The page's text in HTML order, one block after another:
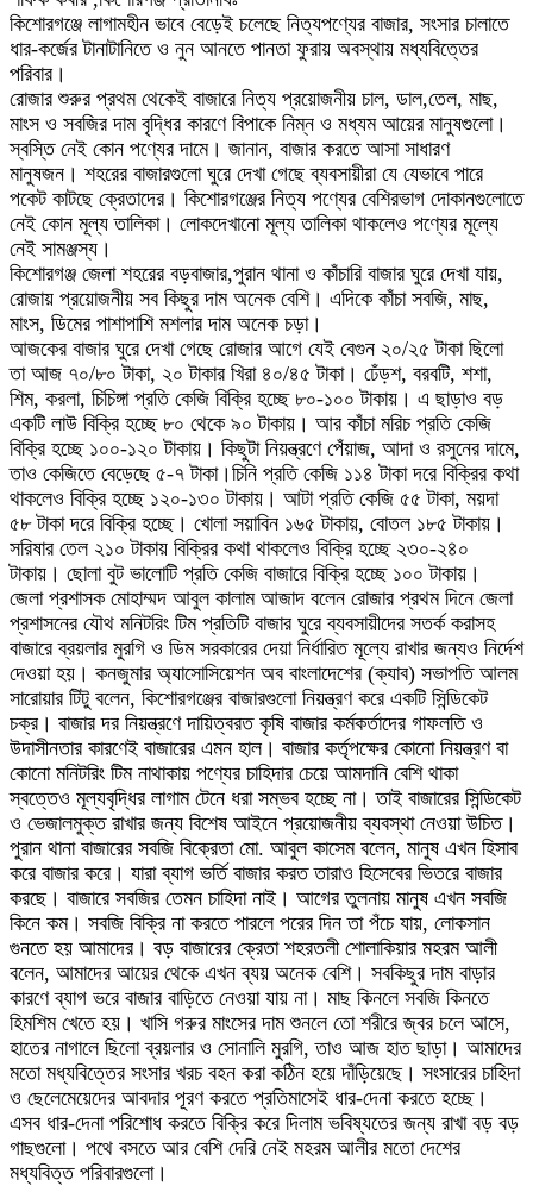
কিশোরগঞ্জে লাগামহীন ভাবে বেড়েই চলেছে নিত্যপণ্যের বাজার, সংসার চালাতে
ধার-কর্জের টানাটানিতে ও নুন আনতে পানতা ফুরায় অবস্থায় মধ্যবিত্তের
পরিবার।
রোজার শুরুর প্রথম থেকেই বাজারে নিত্য প্রয়োজনীয় চাল, ডাল,তেল, মাছ,
মাংস ও সবজির দাম বৃদ্ধির কারণে বিপাকে নিম্ন ও মধ্যম আয়ের মানুষগুলো।
স্বস্তি নেই কোন পণ্যের দামে। জানান, বাজার করতে আসা সাধারণ
মানুষজন। শহরের বাজারগুলো ঘুরে দেখা গেছে ব্যবসায়ীরা যে যেভাবে পারে
পকেট কাটছে ক্রেতাদের। কিশোরগঞ্জের নিত্য পণ্যের বেশিরভাগ দোকানগুলোতে
নেই কোন মূল্য তালিকা। লোকদেখানো মূল্য তালিকা থাকলেও পণ্যের মূল্যে
নেই সামঞ্জস্য।
কিশোরগঞ্জ জেলা শহরের বড়বাজার,পুরান থানা ও কাঁচারি বাজার ঘুরে দেখা যায়,
রোজায় প্রয়োজনীয় সব কিছুর দাম অনেক বেশি। এদিকে কাঁচা সবজি, মাছ,
মাংস, ডিমের পাশাপাশি মশলার দাম অনেক চড়া।
আজকের বাজার ঘুরে দেখা গেছে রোজার আগে যেই বেগুন ২০/২৫ টাকা ছিলো
তা আজ ৭০/৮০ টাকা, ২০ টাকার খিরা ৪০/৪৫ টাকা। ঢেঁড়শ, বরবটি, শশা,
শিম, করলা, চিচিঙ্গা প্রতি কেজি বিক্রি হচ্ছে ৮০-১০০ টাকায়। এ ছাড়াও বড়
একটি লাউ বিক্রি হচ্ছে ৮০ থেকে ৯০ টাকায়। আর কাঁচা মরিচ প্রতি কেজি
বিক্রি হচ্ছে ১০০-১২০ টাকায়। কিছুটা নিয়ন্ত্রণে পেঁয়াজ, আদা ও রসুনের দামে,
তাও কেজিতে বেড়েছে ৫-৭ টাকা।চিনি প্রতি কেজি ১১৪ টাকা দরে বিক্রির কথা
থাকলেও বিক্রি হচ্ছে ১২০-১৩০ টাকায়। আটা প্রতি কেজি ৫৫ টাকা, ময়দা
৫৮ টাকা দরে বিক্রি হচ্ছে। খোলা সয়াবিন ১৬৫ টাকায়, বোতল ১৮৫ টাকায়।
সরিষার তেল ২১০ টাকায় বিক্রির কথা থাকলেও বিক্রি হচ্ছে ২৩০-২৪০
টাকায়। ছোলা বুট ভালোটি প্রতি কেজি বাজারে বিক্রি হচ্ছে ১০০ টাকায়।
জেলা প্রশাসক মোহাম্মদ আবুল কালাম আজাদ বলেন রোজার প্রথম দিনে জেলা
প্রশাসনের যৌথ মনিটরিং টিম প্রতিটি বাজার ঘুরে ব্যবসায়ীদের সতর্ক করাসহ
বাজারে ব্রয়লার মুরগি ও ডিম সরকারের দেয়া নির্ধারিত মূল্যে রাখার জন্যও নির্দেশ
দেওয়া হয়। কনজুমার অ্যাসোসিয়েশন অব বাংলাদেশের (ক্যাব) সভাপতি আলম
সারোয়ার টিটু বলেন, কিশোরগঞ্জের বাজারগুলো নিয়ন্ত্রণ করে একটি সিন্ডিকেট
চক্র। বাজার দর নিয়ন্ত্রণে দায়িত্বরত কৃষি বাজার কর্মকর্তাদের গাফলতি ও
উদাসীনতার কারণেই বাজারের এমন হাল। বাজার কর্তৃপক্ষের কোনো নিয়ন্ত্রণ বা
কোনো মনিটরিং টিম নাথাকায় পণ্যের চাহিদার চেয়ে আমদানি বেশি থাকা
স্বত্তেও মূল্যবৃদ্ধির লাগাম টেনে ধরা সম্ভব হচ্ছে না। তাই বাজারের সিন্ডিকেট
ও ভেজালমুক্ত রাখার জন্য বিশেষ আইনে প্রয়োজনীয় ব্যবস্থা নেওয়া উচিত।
পুরান থানা বাজারের সবজি বিক্রেতা মো. আবুল কাসেম বলেন, মানুষ এখন হিসাব
করে বাজার করে। যারা ব্যাগ ভর্তি বাজার করত তারাও হিসেবের ভিতরে বাজার
করছে। বাজারে সবজির তেমন চাহিদা নাই। আগের তুলনায় মানুষ এখন সবজি
কিনে কম। সবজি বিক্রি না করতে পারলে পরের দিন তা পঁচে যায়, লোকসান
গুনতে হয় আমাদের। বড় বাজারের ক্রেতা শহরতলী শোলাকিয়ার মহরম আলী
বলেন, আমাদের আয়ের থেকে এখন ব্যয় অনেক বেশি। সবকিছুর দাম বাড়ার
কারণে ব্যাগ ভরে বাজার বাড়িতে নেওয়া যায় না। মাছ কিনলে সবজি কিনতে
হিমশিম খেতে হয়। খাসি গরুর মাংসের দাম শুনলে তো শরীরে জ্বর চলে আসে,
হাতের নাগালে ছিলো ব্রয়লার ও সোনালি মুরগি, তাও আজ হাত ছাড়া। আমাদের
মতো মধ্যবিত্তের সংসার খরচ বহন করা কঠিন হয়ে দাঁড়িয়েছে। সংসারের চাহিদা
ও ছেলেমেয়েদের আবদার পূরণ করতে প্রতিমাসেই ধার-দেনা করতে হচ্ছে।
এসব ধার-দেনা পরিশোধ করতে বিক্রি করে দিলাম ভবিষ্যতের জন্য রাখা বড় বড়
গাছগুলো। পথে বসতে আর বেশি দেরি নেই মহরম আলীর মতো দেশের
মধ্যবিত্ত পরিবারগুলো।